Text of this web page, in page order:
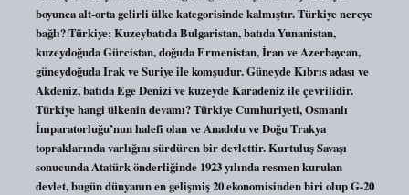
boyunca alt-orta gelirli ülke kategorisinde kalmıştır. Türkiye nereye
bağlı? Türkiye; Kuzeybatıda Bulgaristan, batıda Yunanistan,
kuzeydoğuda Gürcistan, doğuda Ermenistan, İran ve Azerbaycan,
güneydoğuda Irak ve Suriye ile komşudur. Güneyde Kıbrıs adası ve
Akdeniz, batıda Ege Denizi ve kuzeyde Karadeniz ile çevrilidir.
Türkiye hangi ülkenin devamı? Türkiye Cumhuriyeti, Osmanlı
İmparatorluğu’nun halefi olan ve Anadolu ve Doğu Trakya
topraklarında varlığını sürdüren bir devlettir. Kurtuluş Savaşı
sonucunda Atatürk önderliğinde 1923 yılında resmen kurulan
devlet, bugün dünyanın en gelişmiş 20 ekonomisinden biri olup G-20